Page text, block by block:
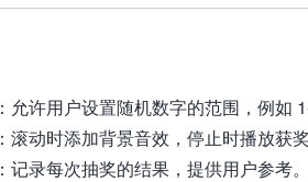
：允许用户设置随机数字的范围，例如
：滚动时添加背景音效，停止时播放获
：记录每次抽奖的结果，提供用户参考